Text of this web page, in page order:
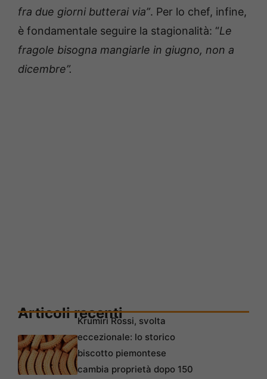
fra due giorni butterai via”. Per lo chef, infine,
è fondamentale seguire la stagionalità: “Le
fragole bisogna mangiarle in giugno, non a
dicembre”.
Articoli recentiKrumiri Rossi, svolta
eccezionale: lo storico
biscotto piemontese
cambia proprietà dopo 150